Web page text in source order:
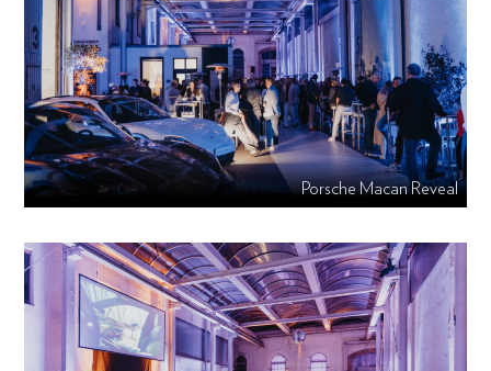
Porsche Macan Reveal